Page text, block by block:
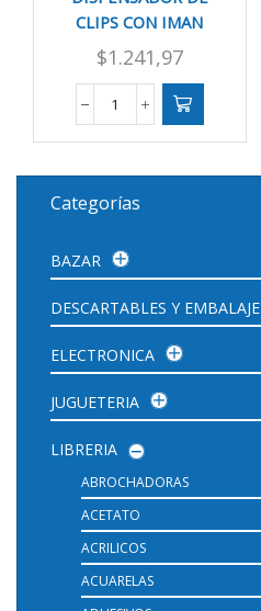
CLIPS CON IMAN
$1.241,97
DISPENSADOR
CON
IMAN
Categorías
BAZAR
DESCARTABLES Y EMBALAJE
ELECTRONICA
JUGUETERIA
LIBRERIA
ABROCHADORAS
ACETATO
ACRILICOS
ACUARELAS